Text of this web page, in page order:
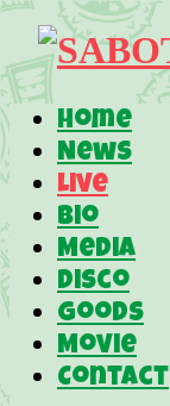
Home
News
Live
Bio
Media
Disco
Goods
Movie
Contact